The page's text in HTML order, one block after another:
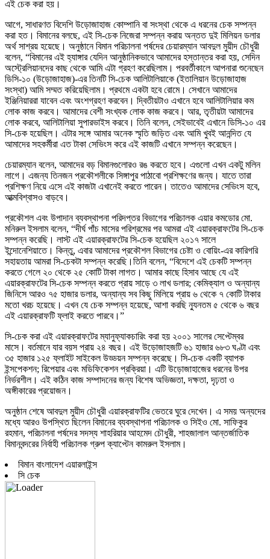
এই চেক করা হয়।
আগে, সাধারণত বিদেশি উড়োজাহাজ কোম্পানি বা সংস্থা থেকে এ ধরনের চেক সম্পন্ন
করা হত। বিমানের বলছে, এই সি-চেক নিজেরা সম্পন্ন করায় অন্তত দুই মিলিয়ন ডলার
অর্থ সাশ্রয় হয়েছে। অনুষ্ঠানে বিমান পরিচালনা পর্ষদের চেয়ারম্যান আবদুল মুয়ীদ চৌধুরী
বলেন, “বিমানের এই হ্যাঙ্গার যেদিন আনুষ্ঠানিকভাবে আমাদের হস্তান্তর করা হয়, সেদিন
অস্ট্রেলিয়ানদের কাছ থেকে আমি এটা গ্রহণ করেছিলাম। পরবর্তীকালে আপনারা শুনেছেন
ডিসি-১০ (উড়োজাহাজ)-এর তিনটি সি-চেক আলিটালিয়াকে (ইতালিয়ান উড়োজাহাজ
সংস্থা) আমি সম্মত করিয়েছিলাম। প্রথমে একটা হবে রোমে। সেখানে আমাদের
ইঞ্জিনিয়াররা যাবেন এবং অংশগ্রহণ করবেন। দ্বিতীয়টাও এখানে হবে আলিটালিয়ার কম
লোক কাজ করবে। আমাদের বেশী সংখ্যক লোক কাজ করবে। আর, তৃতীয়টা আমাদের
লোক করবে, আলিটালিয়া সুপারভাইস করবে। তিনি বলেন, সেইভাবেই এখানে ডিসি-১০ এর
সি-চেক হয়েছিল। এটার সঙ্গে আমার অনেক স্মৃতি জড়িত এবং আমি খুবই আনন্দিত যে
আমাদের সহকর্মীরা এত টাকা সেভিংস করে এই কাজটি এখানে সম্পন্ন করেছেন।
চেয়ারম্যান বলেন, আমাদের বড় বিমানগুলোরও রঙ করতে হবে। এগুলো এখন একটু মলিন
লাগে। এজন্য তিনজন প্রকৌশলীকে সিঙ্গাপুর পাঠাবো প্রশিক্ষণের জন্য। যাতে তারা
প্রশিক্ষণ নিয়ে এসে এই কাজটা এখানেই করতে পারেন। তাতেও আমাদের সেভিংস হবে,
আত্মবিশ্বাসও বাড়বে।
প্রকৌশল এবং উপাদান ব্যবস্থাপনা পরিদপ্তর বিভাগের পরিচালক এয়ার কমডোর মো.
মনিরুল ইসলাম বলেন, “দীর্ঘ পাঁচ মাসের পরিশ্রমের পর আমরা এই এয়ারক্রাফটের সি-চেক
সম্পন্ন করেছি। লাস্ট এই এয়ারক্রাফটের সি-চেক হয়েছিল ২০১৭ সালে
ইন্দোনেশিয়াতে। কিন্তু, এবার আমাদের প্রকৌশল বিভাগের চেষ্টা ও বোয়িং-এর কারিগরি
সহায়তায় আমরা সি-চেকটা সম্পন্ন করেছি।তিনি বলেন, “বিদেশে এই চেকটি সম্পন্ন
করতে গেলে ২০ থেকে ২৫ কোটি টাকা লাগত। আমার কাছে হিসাব আছে যে এই
এয়ারক্রাফটের সি-চেক সম্পন্ন করতে প্রায় সাড়ে ৩ লাখ ডলার; কেমিক্যাল ও অন্যান্য
জিনিসে আরও ৭৫ হাজার ডলার, অন্যান্য সব কিছু মিলিয়ে প্রায় ৬ থেকে ৭ কোটি টাকার
মতো খরচ হয়েছে। এখন যে চেক সম্পন্ন হয়েছে, আশা করছি ন্যুনতম ৫ থেকে ৬ বছর
এই এয়ারক্রাফটি ফ্লাই করতে পারবে।”
সি-চেক করা এই এয়ারক্রাফটের ম্যানুফ্যাকচারিং করা হয় ২০০১ সালের সেপ্টেম্বর
মাসে। বর্তমানে যার বয়স প্রায় ২৪ বছর। এই উড়োজাহজটি ৬১ হাজার ৬৮৩ ঘণ্টা এবং
৩৫ হাজার ১২৫ ফ্লাইট সাইকেল উড্ডয়ন সম্পন্ন করেছে। সি-চেক একটি ব্যাপক
ইন্সপেকশন; রিপেয়ার এবং মডিফিকেশন প্রক্রিয়া। এটি উড়োজাহাজের ধরনের উপর
নির্ভরশীল। এই কঠিন কাজ সম্পাদনের জন্য বিশেষ অভিজ্ঞতা, দক্ষতা, দৃঢ়তা ও
অঙ্গীকারের প্রয়োজন।
অনুষ্ঠান শেষে আবদুল মুয়ীদ চৌধুরী এয়ারক্রাফটির ভেতরে ঘুরে দেখেন। এ সময় অন্যদের
মধ্যে আরও উপস্থিত ছিলেন বিমানের ব্যবস্থাপনা পরিচালক ও সিইও মো. সাফিকুর
রহমান, পরিচালনা পর্ষদের সদস্য শাহরিয়ার আহমেদ চৌধুরী, শাহজালাল আন্তর্জাতিক
বিমানবন্দরের নির্বাহী পরিচালক গ্রুপ ক্যাপ্টেন কামরুল ইসলাম।
বিমান বাংলাদেশ এয়ারলাইন্স
সি চেক